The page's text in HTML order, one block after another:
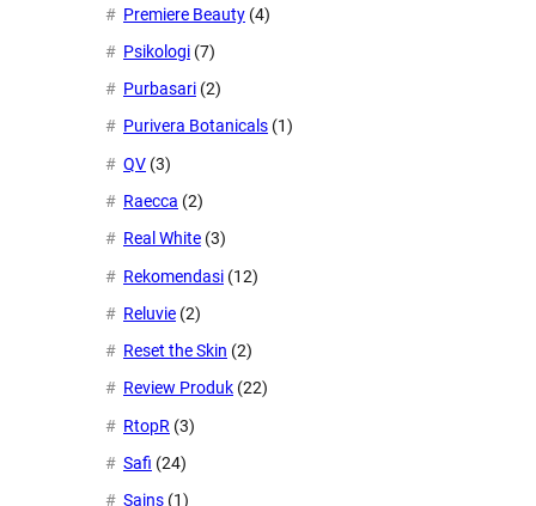
Premiere Beauty (4)
Psikologi (7)
Purbasari (2)
Purivera Botanicals (1)
QV (3)
Raecca (2)
Real White (3)
Rekomendasi (12)
Reluvie (2)
Reset the Skin (2)
Review Produk (22)
RtopR (3)
Safi (24)
Sains (1)